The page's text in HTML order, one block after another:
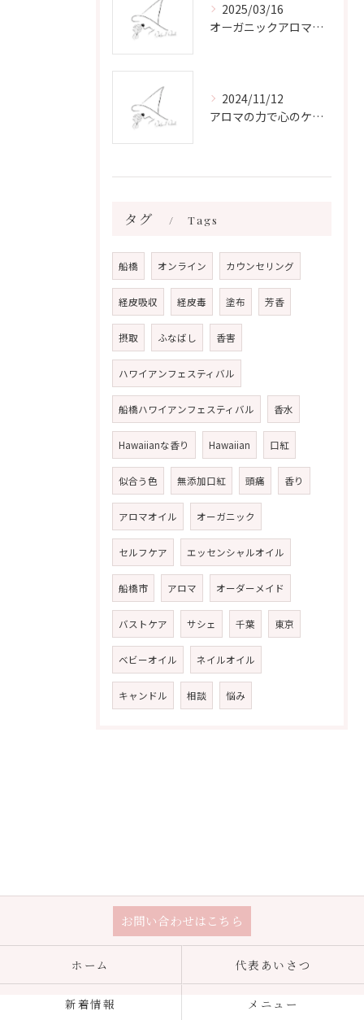
2025/03/16
オーガニックアロマで心と体を癒す
2024/11/12
アロマの力で心のケアをする方法
タグ Tags
船橋 オンライン カウンセリング
経皮吸収 経皮毒 塗布 芳香
摂取 ふなばし 香害
ハワイアンフェスティバル
船橋ハワイアンフェスティバル 香水
Hawaiianな香り Hawaiian 口紅
似合う色 無添加口紅 頭痛 香り
アロマオイル オーガニック
セルフケア エッセンシャルオイル
船橋市 アロマ オーダーメイド
バストケア サシェ 千葉 東京
ベビーオイル ネイルオイル
キャンドル 相談 悩み
お問い合わせはこちら
ホーム 代表あいさつ
新着情報 メニュー